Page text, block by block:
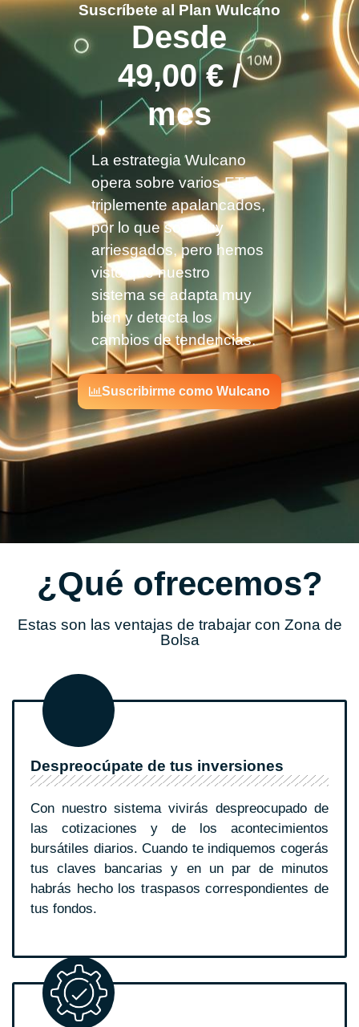
Suscríbete al Plan Wulcano
Desde
49,00€ /
mes
La estrategia Wulcano
opera sobre varios ETF
triplemente apalancados,
por lo que son muy
arriesgados, pero hemos
visto que nuestro
sistema se adapta muy
bien y detecta los
cambios de tendencias.
Suscribirme como Wulcano
¿Qué ofrecemos?
Estas son las ventajas de trabajar con Zona de
Bolsa
Despreocúpate de tus inversiones
Con nuestro sistema vivirás despreocupado de
las cotizaciones y de los acontecimientos
bursátiles diarios. Cuando te indiquemos cogerás
tus claves bancarias y en un par de minutos
habrás hecho los traspasos correspondientes de
tus fondos.